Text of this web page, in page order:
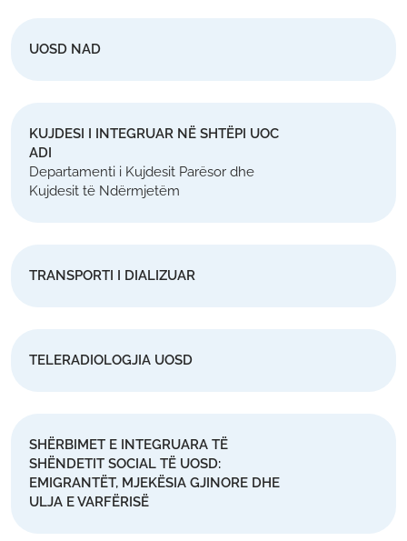
UOSD NAD
KUJDESI I INTEGRUAR NË SHTËPI UOC
ADI
Departamenti i Kujdesit Parësor dhe
Kujdesit të Ndërmjetëm
TRANSPORTI I DIALIZUAR
TELERADIOLOGJIA UOSD
SHËRBIMET E INTEGRUARA TË
SHËNDETIT SOCIAL TË UOSD:
EMIGRANTËT, MJEKËSIA GJINORE DHE
ULJA E VARFËRISË